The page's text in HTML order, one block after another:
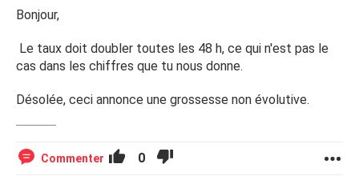
Bonjour,
Le taux doit doubler toutes les 48 h, ce qui n'est pas le
cas dans les chiffres que tu nous donne.
Désolée, ceci annonce une grossesse non évolutive.
Commenter 0